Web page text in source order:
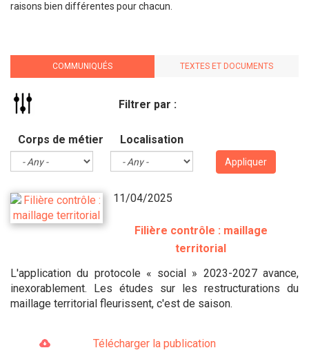
raisons bien différentes pour chacun.
COMMUNIQUÉS TEXTES ET DOCUMENTS
Filtrer par :
Corps de métier Localisation
Appliquer
11/04/2025
Filière contrôle : maillage
territorial
L'application du protocole « social » 2023-2027 avance,
inexorablement. Les études sur les restructurations du
maillage territorial fleurissent, c'est de saison.
Télécharger la publication